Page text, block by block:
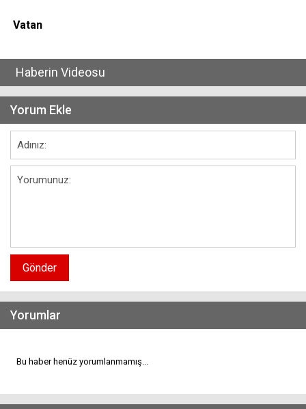
Vatan
Haberin Videosu
Yorum Ekle
Gönder
Yorumlar
Bu haber henüz yorumlanmamış...